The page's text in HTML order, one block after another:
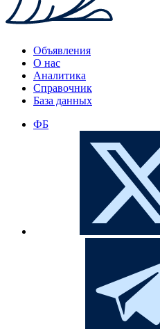
Объявления
О нас
Аналитика
Справочник
База данных
ФБ